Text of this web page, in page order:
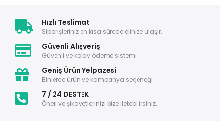
Hızlı Teslimat
Siparişleriniz en kısa sürede elinize ulaşır.
Güvenli Alışveriş
Güvenli ve kolay ödeme sistemi
Geniş Ürün Yelpazesi
Binlerce ürün ve kampanya seçeneği
7 / 24 DESTEK
Öneri ve şikayetlerinizi bize iletebilirsiniz.